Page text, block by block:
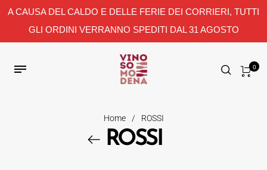
A CAUSA DEL CALDO E DELLE FERIE DEI CORRIERI, TUTTI
GLI ORDINI VERRANNO SPEDITI DAL 31 AGOSTO
0
Home / ROSSI
ROSSI